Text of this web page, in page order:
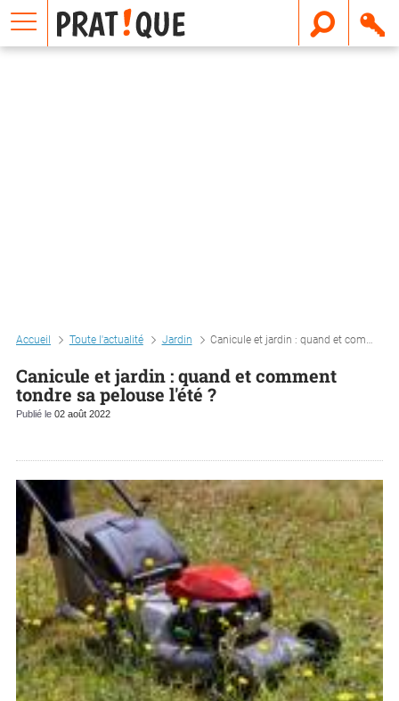
Accueil Toute l'actualité Jardin Canicule et jardin : quand et comment tondre sa pelouse l'été ?
Canicule et jardin : quand et comment
tondre sa pelouse l'été ?
Publié le 02 août 2022
E
m
a